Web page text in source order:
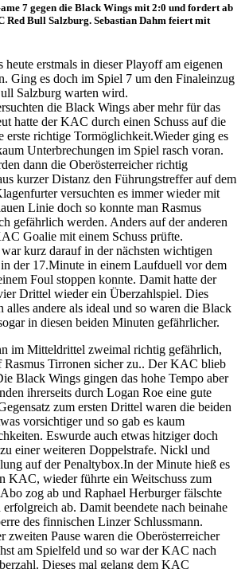
7 gegen die Black Wings mit 2:0 und fordert ab
Red Bull Salzburg. Sebastian Dahm feiert mit
erstmals in dieser Playoff am eigenen
Ging es doch im Spiel 7 um den Finaleinzug
Salzburg warten wird.
die Black Wings aber mehr für das
hatte der KAC durch einen Schuss auf die
erste richtige Tormöglichkeit.Wieder ging es
Unterbrechungen im Spiel rasch voran.
dann die Oberösterreicher richtig
kurzer Distanz den Führungstreffer auf dem
versuchten es immer wieder mit
Linie doch so konnte man Rasmus
gefährlich werden. Anders auf der anderen
Goalie mit einem Schuss prüfte.
kurz darauf in der nächsten wichtigen
in der 17.Minute in einem Laufduell vor dem
Foul stoppen konnte. Damit hatte der
Drittel wieder ein Überzahlspiel. Dies
alles andere als ideal und so waren die Black
in diesen beiden Minuten gefährlicher.
im Mitteldrittel zweimal richtig gefährlich,
Rasmus Tirronen sicher zu.. Der KAC blieb
Black Wings gingen das hohe Tempo aber
ihrerseits durch Logan Roe eine gute
zum ersten Drittel waren die beiden
vorsichtiger und so gab es kaum
Eswurde auch etwas hitziger doch
einer weiteren Doppelstrafe. Nickl und
auf der Penaltybox.In der Minute hieß es
KAC, wieder führte ein Weitschuss zum
zog ab und Raphael Herburger fälschte
ab. Damit beendete nach beinahe
des finnischen Linzer Schlussmann.
zweiten Pause waren die Oberösterreicher
am Spielfeld und so war der KAC nach
Dieses mal gelang dem KAC